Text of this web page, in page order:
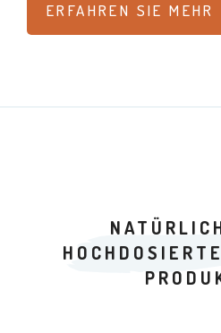
ERFAHREN SIE MEHR